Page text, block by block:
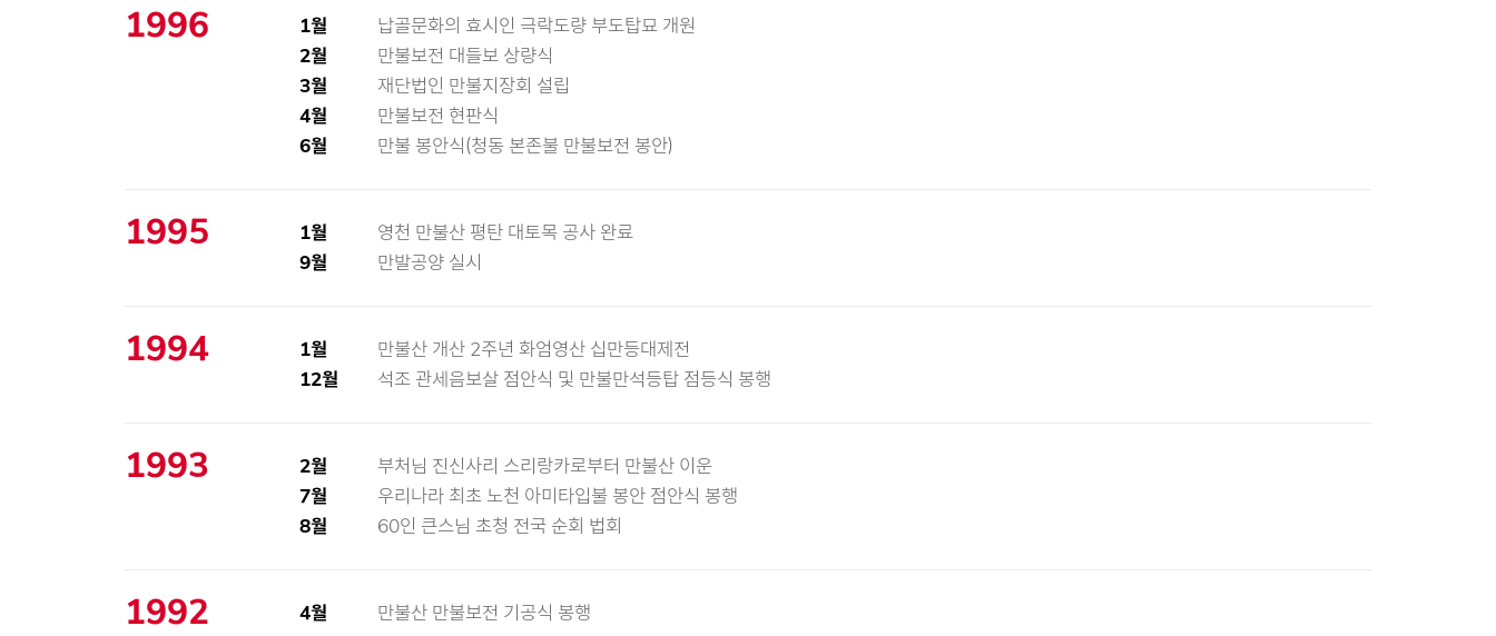
1996 1월
납골문화의 효시인 극락도량 부도탑묘 개원
2월
만불보전 대들보 상량식
3월
재단법인 만불지장회 설립
4월
만불보전 현판식
6월
만불 봉안식(청동 본존불 만불보전 봉안)
1995 1월
영천 만불산 평탄 대토목 공사 완료
9월
만발공양 실시
1994 1월
만불산 개산 2주년 화엄영산 십만등대제전
12월
석조 관세음보살 점안식 및 만불만석등탑 점등식 봉행
1993 2월
부처님 진신사리 스리랑카로부터 만불산 이운
7월
우리나라 최초 노천 아미타입불 봉안 점안식 봉행
8월
60인 큰스님 초청 전국 순회 법회
1992 4월 만불산 만불보전 기공식 봉행